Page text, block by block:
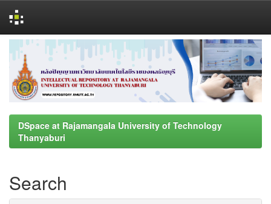
navigation
DSpace at Rajamangala University of Technology
Thanyaburi
Search